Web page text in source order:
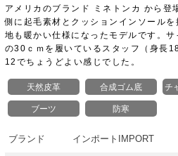
アメリカのブランド ミネトンカ から登
側に起毛素材とクッションインソール
地も暖かい仕様になったモデルです。
の30ｃｍを履いているスタッフ（身長
12でちょうどよい感じでした。
天然皮革 合成ゴム底 チ
ブーツ 防寒
ブランド インポートIMPORT